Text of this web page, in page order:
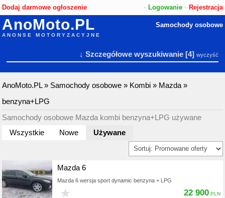
Dodaj darmowe ogłoszenie • Logowanie• Rejestracja
AnoMoto.PL
ANONSE MOTORYZACYJNE
Samochody osobowe
↓ Szczegółowe wyszukiwanie[4] wyczyść
AnoMoto.PL» Samochody osobowe » Kombi » Mazda »
benzyna+LPG
Samochody osobowe Mazda kombi benzyna+LPG używane
Wszystkie
Nowe Używane
Mazda 6
Mazda 6 wersja sport dynamic benzyna + LPG
22 900